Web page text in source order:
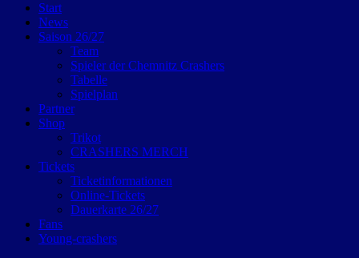
Start
News
Saison 26/27
Team
Spieler der Chemnitz Crashers
Tabelle
Spielplan
Partner
Shop
Trikot
CRASHERS MERCH
Tickets
Ticketinformationen
Online-Tickets
Dauerkarte 26/27
Fans
Young-crashers